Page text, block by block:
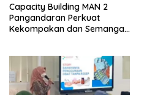
Capacity Building MAN 2
Pangandaran Perkuat
Kekompakan dan Semangat